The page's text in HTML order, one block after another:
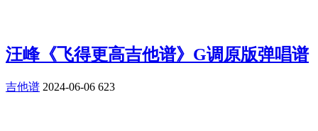
汪峰《飞得更高吉他谱》G调原版弹唱谱
吉他谱 2024-06-06 623